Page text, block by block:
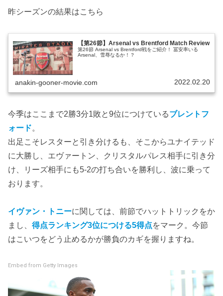
昨シーズンの結果はこちら
【第26節】Arsenal vs Brentford Match Review
第26節 Arsenal vs Brentford戦をご紹介！ 冨安率いる
Arsenal、雪辱なるか！？
anakin-gooner-movie.com 2022.02.20
今季はここまで2勝3分1敗と9位につけているブレントフ
ォード。
出足こそレスターと引き分けるも、そこからユナイテッド
に大勝し、エヴァートン、クリスタルパレス相手に引き分
け、リーズ相手にも5-2の打ち合いを勝利し、波に乗って
おります。
イヴァン・トニーに関しては、前節でハットトリックをか
まし、 得点ランキング3位につける5得点をマーク。今節
はこいつをどう止めるかが勝負のカギを握りますね。
Embed from Getty Images